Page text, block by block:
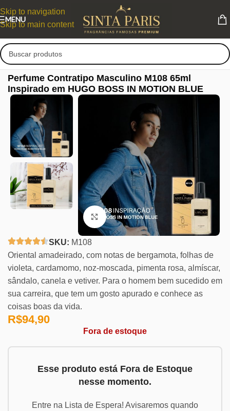
Skip to navigation
Skip to main content
MENU
Perfume Contratipo Masculino M108 65ml
Inspirado em HUGO BOSS IN MOTION BLUE
Clique para ampliar
SKU: M108
Oriental amadeirado, com notas de bergamota, folhas de
violeta, cardamomo, noz-moscada, pimenta rosa, almíscar,
sândalo, canela e vetiver. Para o homem bem sucedido em
sua carreira, que tem um gosto apurado e conhece as
coisas boas da vida.
R$94,90
Fora de estoque
Esse produto está Fora de Estoque
nesse momento.
Entre na Lista de Espera! Avisaremos quando